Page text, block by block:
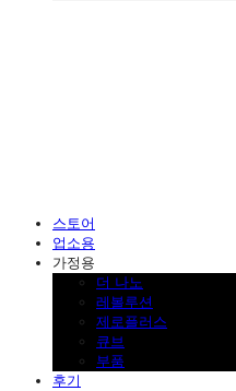
스토어
업소용
가정용
더 나노
레볼루션
제로플러스
큐브
부품
후기